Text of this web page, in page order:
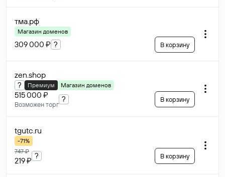
тма.рф
Магазин доменов
309 000 ₽ ? В корзину
zen.shop
? Премиум Магазин доменов
515 000 ₽
Возможен торг
? В корзину
tgutc.ru
-71%
747 ₽
219 ₽
? В корзину